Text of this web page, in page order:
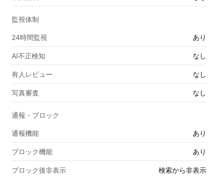
監視体制
24時間監視 あり
AI不正検知 なし
有人レビュー なし
写真審査 なし
通報・ブロック
通報機能 あり
ブロック機能 あり
ブロック後非表示 検索から非表示